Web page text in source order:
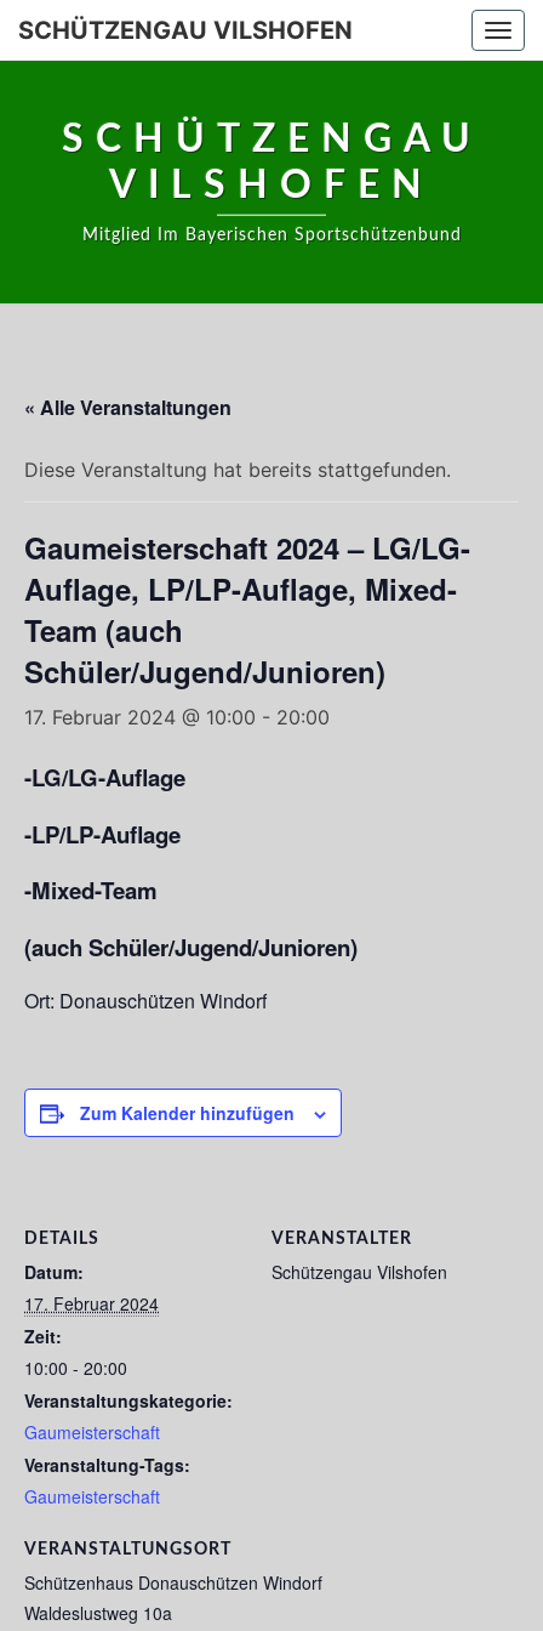
Skip
SCHÜTZENGAU VILSHOFEN
SCHÜTZENGAU
VILSHOFEN
Mitglied Im Bayerischen Sportschützenbund
« Alle Veranstaltungen
Diese Veranstaltung hat bereits stattgefunden.
Gaumeisterschaft 2024 – LG/LG-
Auflage, LP/LP-Auflage, Mixed-
Team (auch
Schüler/Jugend/Junioren)
17. Februar 2024 @ 10:00 - 20:00
-LG/LG-Auflage
-LP/LP-Auflage
-Mixed-Team
(auch Schüler/Jugend/Junioren)
Ort: Donauschützen Windorf
Zum Kalender hinzufügen
DETAILS
Datum:
17. Februar 2024
Zeit:
10:00 - 20:00
Veranstaltungskategorie:
Gaumeisterschaft
Veranstaltung-Tags:
Gaumeisterschaft
VERANSTALTUNGSORT
Schützenhaus Donauschützen Windorf
Waldeslustweg 10a
VERANSTALTER
Schützengau Vilshofen